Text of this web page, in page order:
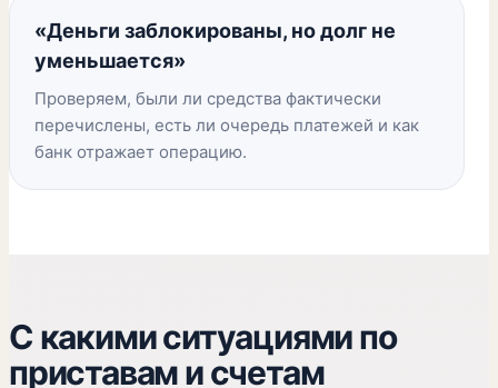
«Деньги заблокированы, но долг не
уменьшается»
Проверяем, были ли средства фактически
перечислены, есть ли очередь платежей и как
банк отражает операцию.
С какими ситуациями по
приставам и счетам